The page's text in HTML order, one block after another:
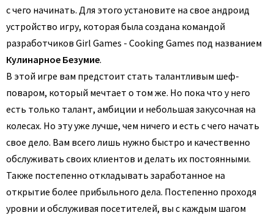
с чего начинать. Для этого установите на свое андроид
устройство игру, которая была создана командой
разработчиков Girl Games - Cooking Games под названием
Кулинарное Безумие.
В этой игре вам предстоит стать талантливым шеф-
поваром, который мечтает о том же. Но пока что у него
есть только талант, амбиции и небольшая закусочная на
колесах. Но эту уже лучше, чем ничего и есть с чего начать
свое дело. Вам всего лишь нужно быстро и качественно
обслуживать своих клиентов и делать их постоянными.
Также постепенно откладывать заработанное на
открытие более прибыльного дела. Постепенно проходя
уровни и обслуживая посетителей, вы с каждым шагом